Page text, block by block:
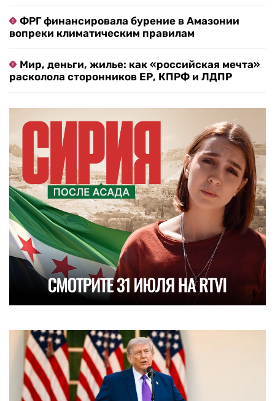
ФРГ финансировала бурение в Амазонии
вопреки климатическим правилам
Мир, деньги, жилье: как «российская мечта»
расколола сторонников ЕР, КПРФ и ЛДПР